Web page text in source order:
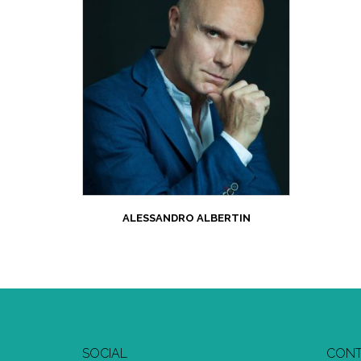
ALESSANDRO ALBERTIN
SOCIAL